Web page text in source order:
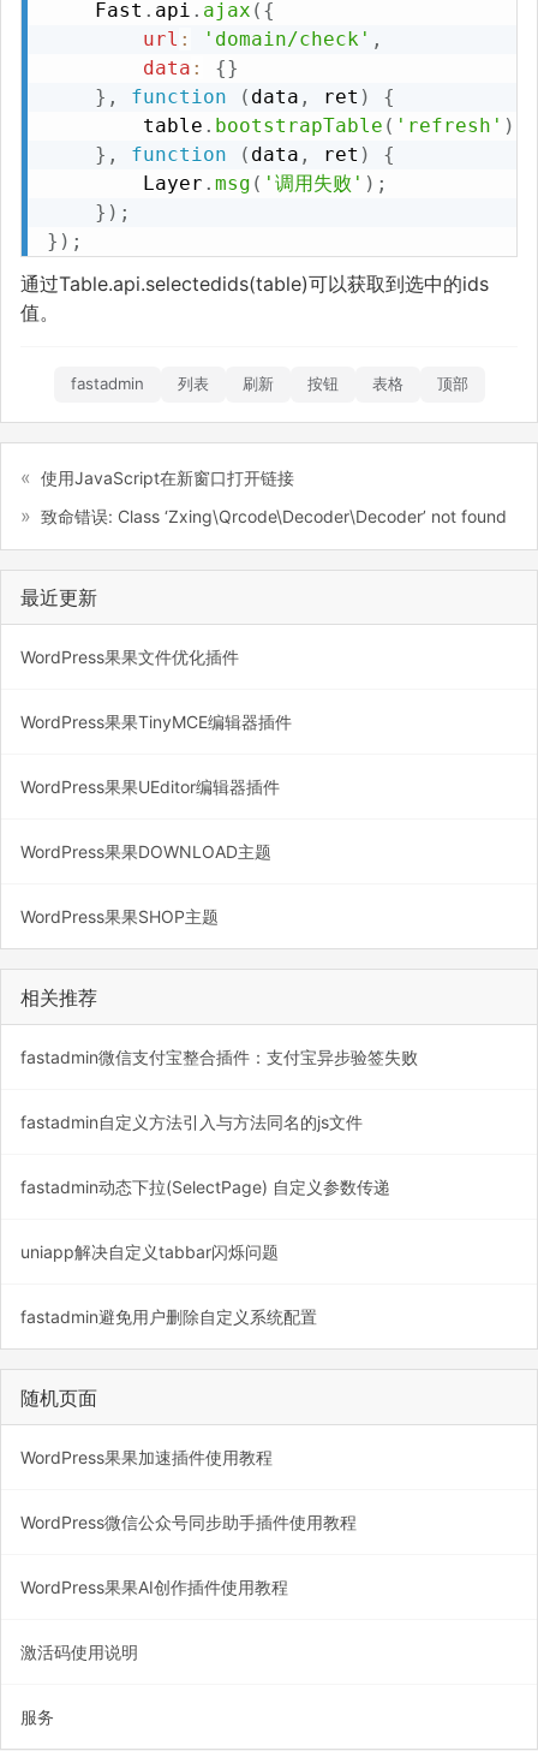
    Fast
. api . ajax ( {
url : 'domain/check' ,
data : {}
} , function ( data , ret )
{
        table
. bootstrapTable ( 'refresh' )
} , function ( data , ret )
{
        Layer
. msg ( '调用失败' ) ;
} ) ;
} ) ;
通过Table.api.selectedids(table)可以获取到选中的ids
值。
fastadmin 列表 刷新 按钮 表格 顶部
使用JavaScript在新窗口打开链接
致命错误: Class ‘Zxing\Qrcode\Decoder\Decoder’ not found
最近更新
WordPress果果文件优化插件
WordPress果果TinyMCE编辑器插件
WordPress果果UEditor编辑器插件
WordPress果果DOWNLOAD主题
WordPress果果SHOP主题
相关推荐
fastadmin微信支付宝整合插件：支付宝异步验签失败
fastadmin自定义方法引入与方法同名的js文件
fastadmin动态下拉(SelectPage) 自定义参数传递
uniapp解决自定义tabbar闪烁问题
fastadmin避免用户删除自定义系统配置
随机页面
WordPress果果加速插件使用教程
WordPress微信公众号同步助手插件使用教程
WordPress果果AI创作插件使用教程
激活码使用说明
服务